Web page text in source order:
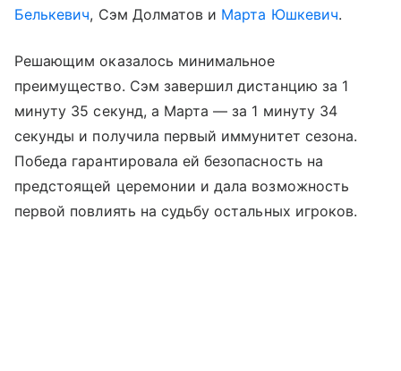
Белькевич, Сэм Долматов и Марта Юшкевич.
Решающим оказалось минимальное
преимущество. Сэм завершил дистанцию за 1
минуту 35 секунд, а Марта — за 1 минуту 34
секунды и получила первый иммунитет сезона.
Победа гарантировала ей безопасность на
предстоящей церемонии и дала возможность
первой повлиять на судьбу остальных игроков.